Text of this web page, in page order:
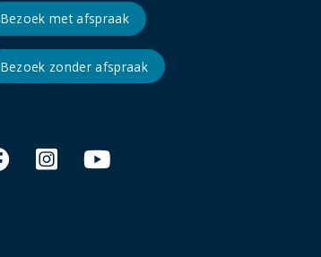
Bezoek met afspraak
Bezoek zonder afspraak